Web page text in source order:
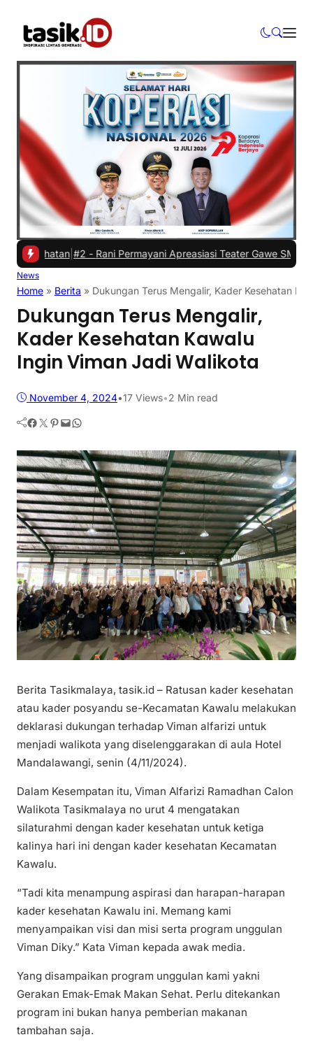
| #2 -Rani Permayani Apreasiasi Teater Gawe SMKN 3
News
Home » Berita » Dukungan Terus Mengalir, Kader Kesehatan
Dukungan Terus Mengalir,
Kader Kesehatan Kawalu
Ingin Viman Jadi Walikota
November 4, 2024•17 Views•2 Min read
Facebook Twitter Pinterest Mail WhatsApp
Berita Tasikmalaya, tasik.id – Ratusan kader kesehatan
atau kader posyandu se-Kecamatan Kawalu melakukan
deklarasi dukungan terhadap Viman alfarizi untuk
menjadi walikota yang diselenggarakan di aula Hotel
Mandalawangi, senin (4/11/2024).
Dalam Kesempatan itu, Viman Alfarizi Ramadhan Calon
Walikota Tasikmalaya no urut 4 mengatakan
silaturahmi dengan kader kesehatan untuk ketiga
kalinya hari ini dengan kader kesehatan Kecamatan
Kawalu.
“Tadi kita menampung aspirasi dan harapan-harapan
kader kesehatan Kawalu ini. Memang kami
menyampaikan visi dan misi serta program unggulan
Viman Diky.” Kata Viman kepada awak media.
Yang disampaikan program unggulan kami yakni
Gerakan Emak-Emak Makan Sehat. Perlu ditekankan
program ini bukan hanya pemberian makanan
tambahan saja.